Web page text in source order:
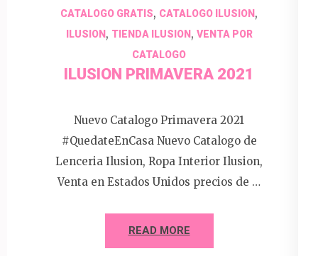
CATALOGO GRATIS, CATALOGO ILUSION,
ILUSION, TIENDA ILUSION, VENTA POR
CATALOGO
ILUSION PRIMAVERA 2021
Nuevo Catalogo Primavera 2021
#QuedateEnCasa Nuevo Catalogo de
Lenceria Ilusion, Ropa Interior Ilusion,
Venta en Estados Unidos precios de …
READ MORE